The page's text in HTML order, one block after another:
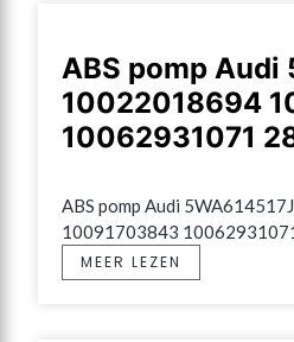
ABS pomp Audi
10022018694
10062931071
ABS pomp Audi
10091703843
MEER LEZEN